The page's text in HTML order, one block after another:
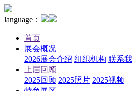
language：
首页
展会概况
2026展会介绍 组织机构 联系
上届回顾
2025回顾 2025照片 2025视频